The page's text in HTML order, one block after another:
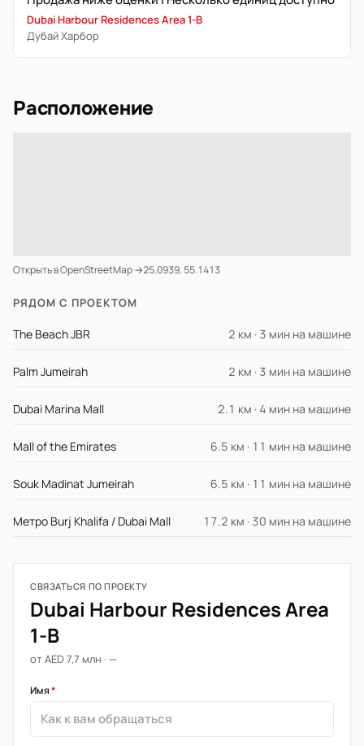
Dubai Harbour Residences Area 1-B
Дубай Харбор
Расположение
Открыть в OpenStreetMap →25.0939, 55.1413
РЯДОМ С ПРОЕКТОМ
The Beach JBR 2 км · 3 мин на машине
Palm Jumeirah 2 км · 3 мин на машине
Dubai Marina Mall 2.1 км · 4 мин на машине
Mall of the Emirates 6.5 км · 11 мин на машине
Souk Madinat Jumeirah 6.5 км · 11 мин на машине
Метро Burj Khalifa / Dubai Mall 17.2 км · 30 мин на машине
СВЯЗАТЬСЯ ПО ПРОЕКТУ
Dubai Harbour Residences Area
1-B
от AED 7,7 млн · —
Имя*